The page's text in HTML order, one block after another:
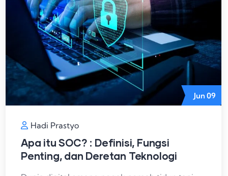
Jun09
Hadi Prastyo
Apa itu SOC? : Definisi, Fungsi
Penting, dan Deretan Teknologi